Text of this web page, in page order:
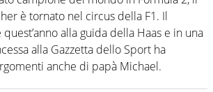
è tornato nel circus della F1. Il
alla guida della Haas e in una
alla Gazzetta dello Sport ha
anche di papà Michael.